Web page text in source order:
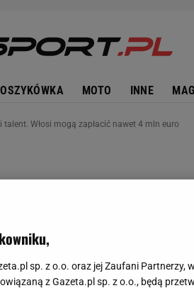
MOTO INNE
Włosi mogą zapłacić nawet 4 mln euro
sp. z o.o. oraz jej Zaufani Partnerzy,
z Gazeta.pl sp. z o.o., będą